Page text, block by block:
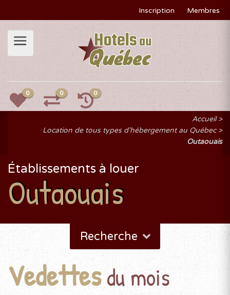
Inscription Membres
0 0 0
Accueil
Location de tous types d'hébergement au Québec
Outaouais
Établissements à louer
Outaouais
Recherche
Vedettesdu mois